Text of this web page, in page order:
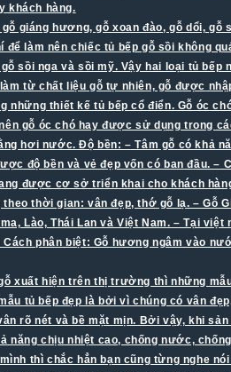
khách hàng.
hương, gỗ xoan đào, gỗ dổi,
làm nên chiếc tủ bếp gỗ sồi không
nga và sồi mỹ. Vậy hai loại tủ
từ chất liệu gỗ tự nhiên, gỗ được
thiết kế tủ bếp cổ điển. Gỗ óc
gỗ óc chó hay được sử dụng trong
hơi nước. Độ bền: – Tâm gỗ có khả
độ bền và vẻ đẹp vốn có ban đầu. –
được cơ sở triển khai cho khách
thời gian: vân đẹp, thớ gỗ lạ. – Gỗ
Lào, Thái Lan và Việt Nam. – Tại
phân biệt: Gỗ hương ngâm vào
xuất hiện trên thị trường thì những
tủ bếp đẹp là bởi vì chúng có vân
rõ nét và bề mặt mịn. Bởi vậy, khi
năng chịu nhiệt cao, chống nước,
thì chắc hẳn bạn cũng từng nghe